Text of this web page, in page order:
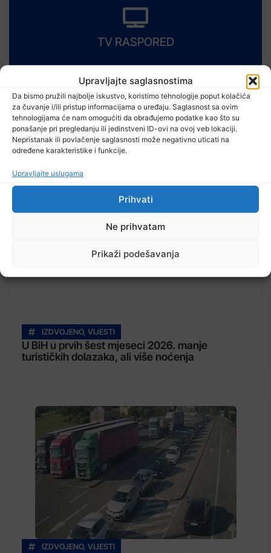
Upravljajte saglasnostima
Da bismo pružili najbolje iskustvo, koristimo tehnologije poput kolačića
za čuvanje i/ili pristup informacijama o uređaju. Saglasnost sa ovim
tehnologijama će nam omogućiti da obrađujemo podatke kao što su
ponašanje pri pregledanju ili jedinstveni ID-ovi na ovoj veb lokaciji.
Nepristanak ili povlačenje saglasnosti može negativno uticati na
određene karakteristike i funkcije.
Upravljajte uslugama
Prihvati
Ne prihvatam
Prikaži podešavanja
TV RASPORED
Pročitajte...
IZDVOJENO, VIJESTI
U BiH u prvih šest mjeseci 2026. manje
turističkih dolazaka, ali više noćenja
IZDVOJENO, VIJESTI